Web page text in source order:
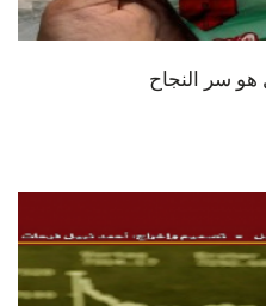
هو سر النجاح